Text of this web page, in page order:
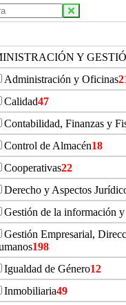
Y
Administración y Oficinas
Calidad47
Contabilidad, Finanzas y
Control de Almacén18
Cooperativas22
Derecho y Aspectos
Gestión de la información
Gestión Empresarial,
198
Igualdad de Género12
Inmobiliaria49